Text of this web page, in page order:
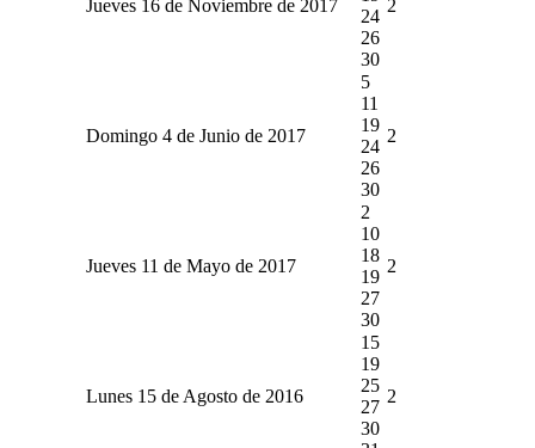
Jueves 16 de Noviembre de 2017
24
26
30
2
Domingo 4 de Junio de 2017
5
11
19
24
26
30
2
Jueves 11 de Mayo de 2017
2
10
18
19
27
30
2
Lunes 15 de Agosto de 2016
15
19
25
27
30
2